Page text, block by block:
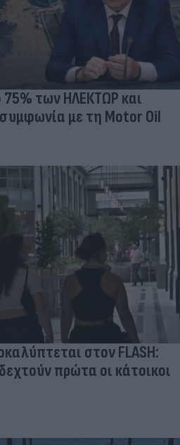
75% των ΗΛΕΚΤΩΡ και
με τη Motor Oil
στον FLASH:
πρώτα οι κάτοικοι